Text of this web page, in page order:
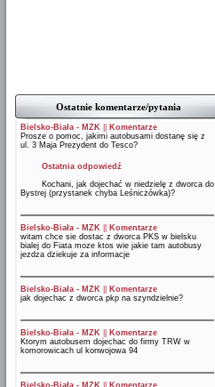
Ostatnie komentarze/pytania
Bielsko-Biała - MZK
Komentarze
Prosze o pomoc, jakimi autobusami dostanę się z
ul. 3 Maja Prezydent do Tesco?
Ostatnia odpowiedź
Kochani, jak dojechać w niedzielę z dworca do
Bystrej (przystanek chyba Leśniczówka)?
Bielsko-Biała - MZK
Komentarze
witam chce sie dostac z dworca PKS w bielsku
bialej do Fiata moze ktos wie jakie tam autobusy
jezdza dziekuje za informacje
Bielsko-Biała - MZK
Komentarze
jak dojechac z dworca pkp na szyndzielnie?
Bielsko-Biała - MZK
Komentarze
Ktorym autobusem dojechac do firmy TRW w
komorowicach ul konwojowa 94
Bielsko-Biała - MZK
Komentarze